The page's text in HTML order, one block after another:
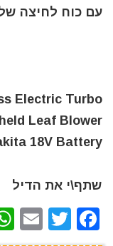
עם כוח לחיצה של 2 קילו! נתון
Electric Turbo
Leaf Blower
18V Battery –
שתף\י את הדיל
F
T
E